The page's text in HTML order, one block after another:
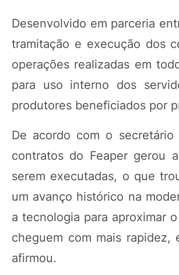
Desenvolvido em parceria
tramitação e execução dos
operações realizadas em
para uso interno dos
produtores beneficiados por
De acordo com o
contratos do Feaper gerou
serem executadas, o que
um avanço histórico na
a tecnologia para aproximar
cheguem com mais rapidez,
afirmou.